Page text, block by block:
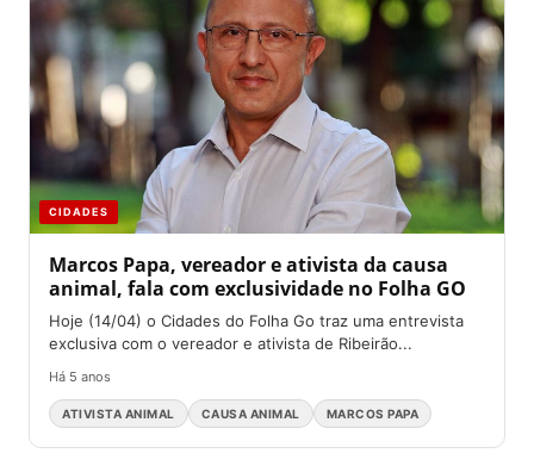
CIDADES
Marcos Papa, vereador e ativista da causa
animal, fala com exclusividade no Folha GO
Hoje (14/04) o Cidades do Folha Go traz uma entrevista
exclusiva com o vereador e ativista de Ribeirão...
Há 5 anos
ATIVISTA ANIMAL CAUSA ANIMAL MARCOS PAPA